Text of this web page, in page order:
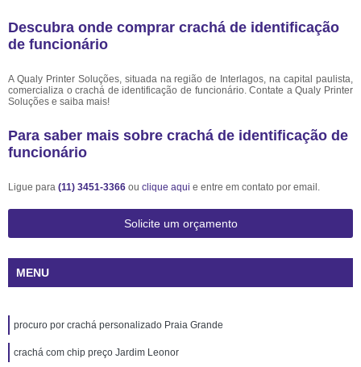
Descubra onde comprar crachá de identificação
de funcionário
A Qualy Printer Soluções, situada na região de Interlagos, na capital paulista,
comercializa o crachá de identificação de funcionário. Contate a Qualy Printer
Soluções e saiba mais!
Para saber mais sobre crachá de identificação de
funcionário
Ligue para (11) 3451-3366 ou clique aqui e entre em contato por email.
Solicite um orçamento
MENU
procuro por crachá personalizado Praia Grande
crachá com chip preço Jardim Leonor